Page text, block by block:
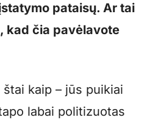
pataisų. Ar tai
kad čia pavėlavote
kaip – jūs puikiai
labai politizuotas